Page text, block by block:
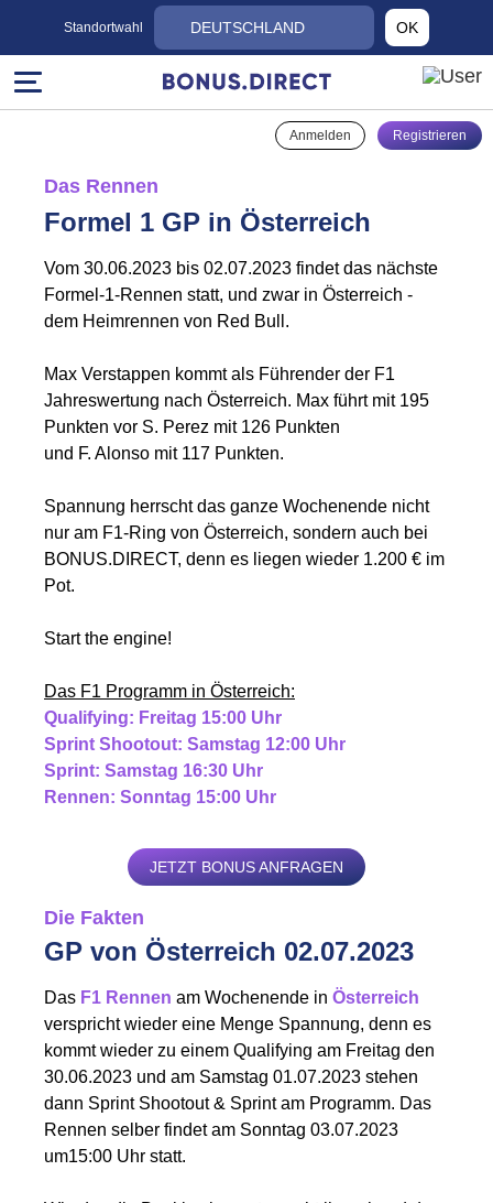
Standortwahl DEUTSCHLAND OK
Anmelden Registrieren
Das Rennen
Formel 1 GP in Österreich
Vom 30.06.2023 bis 02.07.2023 findet das nächste
Formel-1-Rennen statt, und zwar in Österreich -
dem Heimrennen von Red Bull.
Max Verstappen kommt als Führender der F1
Jahreswertung nach Österreich. Max führt mit 195
Punkten vor S. Perez mit 126 Punkten
und F. Alonso mit 117 Punkten.
Spannung herrscht das ganze Wochenende nicht
nur am F1-Ring von Österreich, sondern auch bei
BONUS.DIRECT, denn es liegen wieder 1.200 € im
Pot.
Start the engine!
Das F1 Programm in Österreich:
Qualifying: Freitag 15:00 Uhr
Sprint Shootout: Samstag 12:00 Uhr
Sprint: Samstag 16:30 Uhr
Rennen: Sonntag 15:00 Uhr
JETZT BONUS ANFRAGEN
Die Fakten
GP von Österreich 02.07.2023
Das F1 Rennen am Wochenende in Österreich
verspricht wieder eine Menge Spannung, denn es
kommt wieder zu einem Qualifying am Freitag den
30.06.2023 und am Samstag 01.07.2023 stehen
dann Sprint Shootout & Sprint am Programm. Das
Rennen selber findet am Sonntag 03.07.2023
um15:00 Uhr statt.